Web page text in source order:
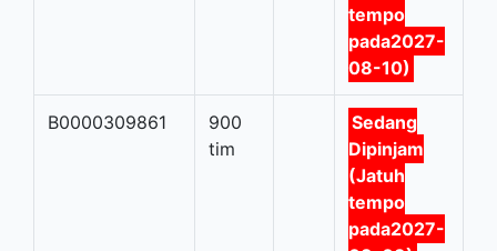
tempo
pada2027-
08-10)
B0000309861
900
tim
Sedang
Dipinjam
(Jatuh
tempo
pada2027-